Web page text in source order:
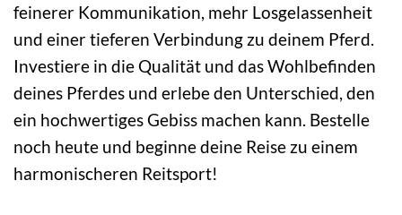
feinerer Kommunikation, mehr Losgelassenheit
und einer tieferen Verbindung zu deinem Pferd.
Investiere in die Qualität und das Wohlbefinden
deines Pferdes und erlebe den Unterschied, den
ein hochwertiges Gebiss machen kann. Bestelle
noch heute und beginne deine Reise zu einem
harmonischeren Reitsport!